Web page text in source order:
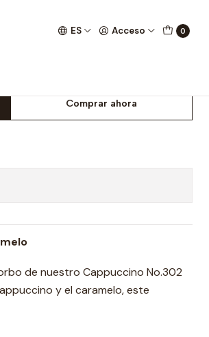
ES Acceso 0
Comprar ahora
de nuestro Cappuccino No.302
y el caramelo, este